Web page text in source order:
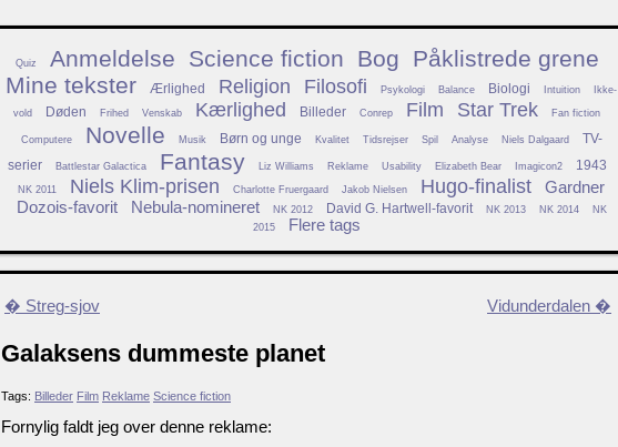
Quiz Anmeldelse Science fiction Bog
Påklistrede grene
Mine tekster
Ærlighed Religion Filosofi Psykologi Balance Biologi Intuition Ikke-
vold Døden Frihed Venskab Kærlighed Billeder Conrep Film Star Trek Fan fiction
Computere Novelle Musik Børn og unge Kvalitet Tidsrejser Spil Analyse Niels Dalgaard
TV-
serier
Battlestar Galactica Fantasy Liz Williams Reklame Usability Elizabeth Bear Imagicon2 1943
NK 2011 Niels Klim-prisen Charlotte Fruergaard Jakob Nielsen Hugo-finalist
Gardner
Dozois-favorit
Nebula-nomineret NK 2012 David G. Hartwell-favorit NK 2013 NK 2014
NK
2015
Flere tags
� Streg-sjov Vidunderdalen �
Galaksens dummeste planet
Tags: Billeder Film Reklame Science fiction
Fornylig faldt jeg over denne reklame: